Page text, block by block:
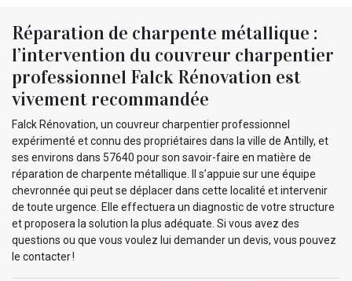
Réparation de charpente métallique :
l’intervention du couvreur charpentier
professionnel Falck Rénovation est
vivement recommandée
Falck Rénovation, un couvreur charpentier professionnel
expérimenté et connu des propriétaires dans la ville de Antilly, et
ses environs dans 57640 pour son savoir-faire en matière de
réparation de charpente métallique. Il s’appuie sur une équipe
chevronnée qui peut se déplacer dans cette localité et intervenir
de toute urgence. Elle effectuera un diagnostic de votre structure
et proposera la solution la plus adéquate. Si vous avez des
questions ou que vous voulez lui demander un devis, vous pouvez
le contacter !